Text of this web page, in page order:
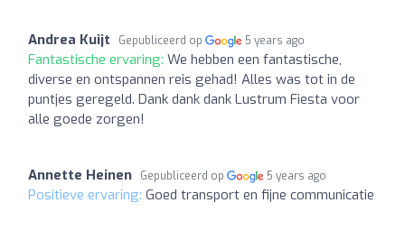
Andrea Kuijt Gepubliceerd op 5 years ago
Fantastische ervaring: We hebben een fantastische,
diverse en ontspannen reis gehad! Alles was tot in de
puntjes geregeld. Dank dank dank Lustrum Fiesta voor
alle goede zorgen!
Annette Heinen Gepubliceerd op 5 years ago
Positieve ervaring: Goed transport en fijne communicatie